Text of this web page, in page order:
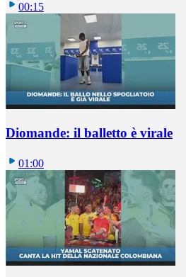
00:15
Diomande: il balletto è virale
01:00